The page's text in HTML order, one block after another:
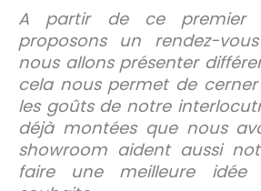
A partir de ce premier
proposons un rendez-
nous allons présenter
cela nous permet de
les goûts de notre
déjà montées que nous
showroom aident aussi
faire une meilleure idée